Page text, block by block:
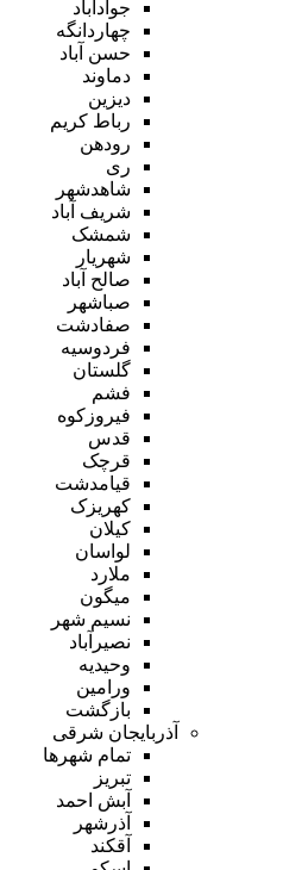
جوادآباد
چهاردانگه
حسن آباد
دماوند
دیزین
رباط کریم
رودهن
ری
شاهدشهر
شریف آباد
شمشک
شهریار
صالح آباد
صباشهر
صفادشت
فردوسیه
گلستان
فشم
فیروزکوه
قدس
قرچک
قیامدشت
کهریزک
کیلان
لواسان
ملارد
میگون
نسیم شهر
نصیرآباد
وحیدیه
ورامین
بازگشت
آذربایجان شرقی
تمام شهر‌ها
تبریز
آبش احمد
آذرشهر
آقکند